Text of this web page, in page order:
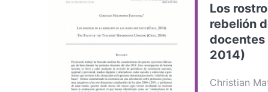
Los
rebelión
docentes
2014)
Christian